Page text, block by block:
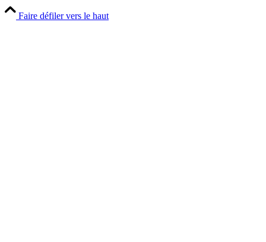
Faire défiler vers le haut